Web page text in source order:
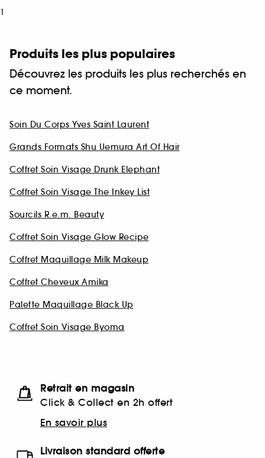
1
Produits les plus populaires
Découvrez les produits les plus recherchés en
ce moment.
Soin Du Corps Yves Saint Laurent
Grands Formats Shu Uemura Art Of Hair
Coffret Soin Visage Drunk Elephant
Coffret Soin Visage The Inkey List
Sourcils R.e.m. Beauty
Coffret Soin Visage Glow Recipe
Coffret Maquillage Milk Makeup
Coffret Cheveux Amika
Palette Maquillage Black Up
Coffret Soin Visage Byoma
Retrait en magasin
Click & Collect en 2h offert
En savoir plus
Livraison standard offerte